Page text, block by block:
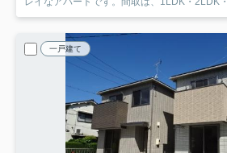
一戸建て